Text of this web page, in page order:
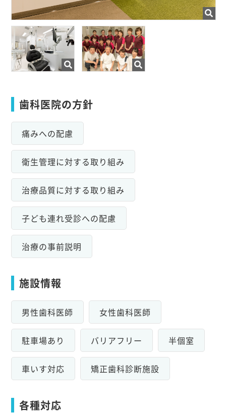
歯科医院の方針
痛みへの配慮
衛生管理に対する取り組み
治療品質に対する取り組み
子ども連れ受診への配慮
治療の事前説明
施設情報
男性歯科医師 女性歯科医師
駐車場あり バリアフリー 半個室
車いす対応 矯正歯科診断施設
各種対応